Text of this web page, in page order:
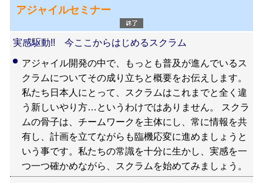
アジャイルセミナー
実感駆動!! 今ここからはじめるスクラム
アジャイル開発の中で、もっとも普及が進んでいるス
クラムについてその成り立ちと概要をお伝えします。
私たち日本人にとって、スクラムはこれまでと全く違
う新しいやり方…というわけではありません。 スクラ
ムの骨子は、チームワークを主体にし、常に情報を共
有し、計画を立てながらも臨機応変に進めましょうと
いう事です。私たちの常識を十分に生かし、実感を一
つ一つ確かめながら、スクラムを始めてみましょう。